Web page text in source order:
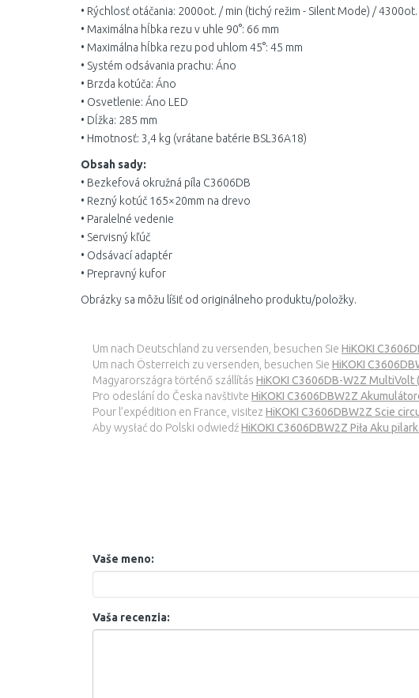
• Rýchlosť otáčania: 2000ot. / min (tichý režim - Silent Mode) /
• Maximálna hĺbka rezu v uhle 90°: 66 mm
• Maximálna hĺbka rezu pod uhlom 45°: 45 mm
• Systém odsávania prachu: Áno
• Brzda kotúča: Áno
• Osvetlenie: Áno LED
• Dĺžka: 285 mm
• Hmotnosť: 3,4 kg (vrátane batérie BSL36A18)
Obsah sady:
• Bezkefová okružná píla C3606DB
• Rezný kotúč 165×20mm na drevo
• Paralelné vedenie
• Servisný kľúč
• Odsávací adaptér
• Prepravný kufor
Obrázky sa môžu líšiť od originálneho produktu/položky.
Um nach Deutschland zu versenden, besuchen Sie HiKOKI
Um nach Österreich zu versenden, besuchen Sie HiKOKI
Magyarországra történő szállítás HiKOKI C3606DB-W2Z
Pro odeslání do Česka navštivte HiKOKI C3606DBW2Z
Pour l’expédition en France, visitez HiKOKI C3606DBW2Z Scie
Aby wysłać do Polski odwiedźHiKOKI C3606DBW2Z Piła Aku
Vaše meno:
Vaša recenzia: